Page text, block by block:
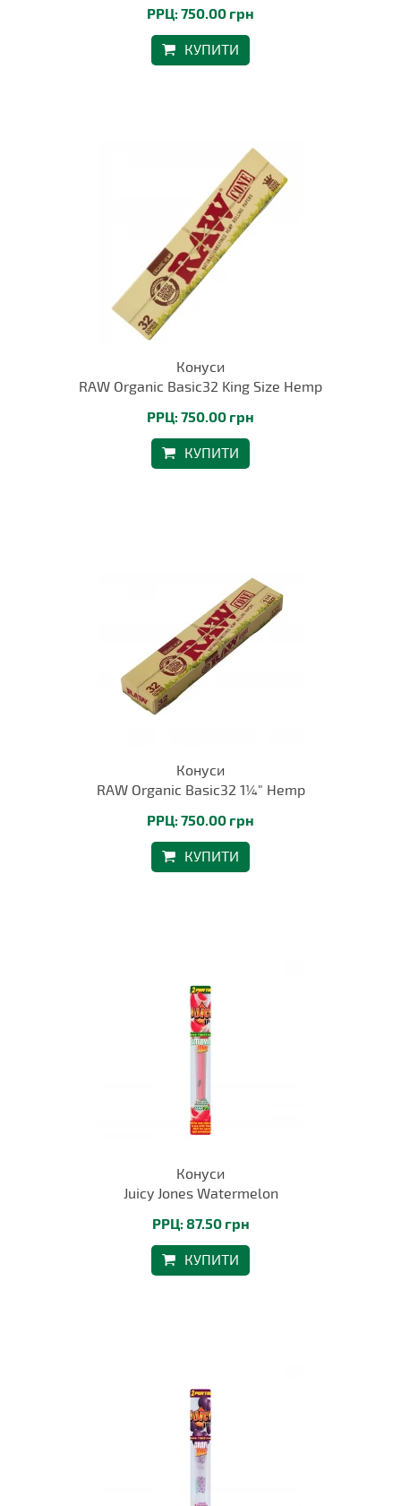
РРЦ: 750.00 грн
КУПИТИ
Конуси
RAW Organic Basic32 King Size Hemp
РРЦ: 750.00 грн
КУПИТИ
Конуси
RAW Organic Basic32 1¼" Hemp
РРЦ: 750.00 грн
КУПИТИ
Конуси
Juicy Jones Watermelon
РРЦ: 87.50 грн
КУПИТИ